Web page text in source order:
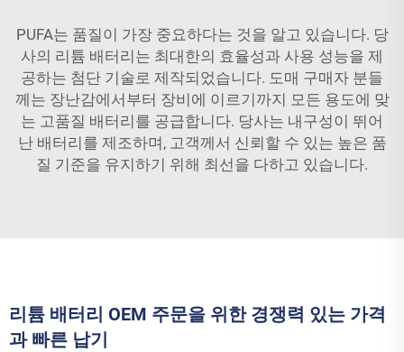
PUFA는 품질이 가장 중요하다는 것을 알고 있습니다. 당
사의 리튬 배터리는 최대한의 효율성과 사용 성능을 제
공하는 첨단 기술로 제작되었습니다. 도매 구매자 분들
께는 장난감에서부터 장비에 이르기까지 모든 용도에 맞
는 고품질 배터리를 공급합니다. 당사는 내구성이 뛰어
난 배터리를 제조하며, 고객께서 신뢰할 수 있는 높은 품
질 기준을 유지하기 위해 최선을 다하고 있습니다.
리튬 배터리 OEM 주문을 위한 경쟁력 있는 가격
과 빠른 납기